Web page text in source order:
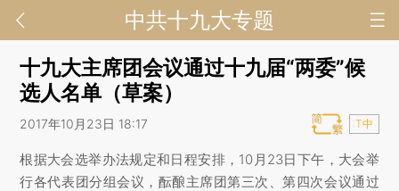
中共十九大专题
十九大主席团会议通过十九届“两委”候
选人名单（草案）
2017年10月23日 18:17 T中
根据大会选举办法规定和日程安排，10月23日下午，大会举
行各代表团分组会议，酝酿主席团第三次、第四次会议通过